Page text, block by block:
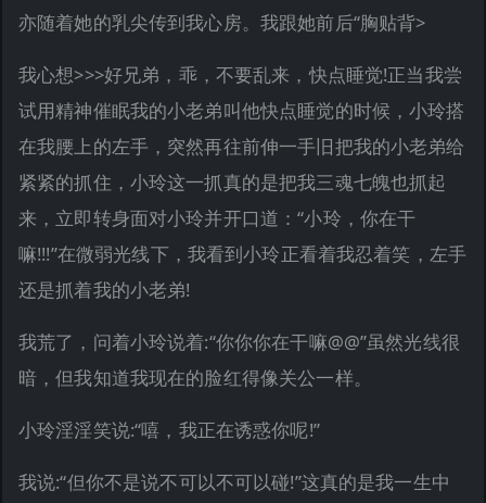
亦随着她的乳尖传到我心房。我跟她前后“胸贴背>
我心想>>>好兄弟，乖，不要乱来，快点睡觉!正当我尝
试用精神催眠我的小老弟叫他快点睡觉的时候，小玲搭
在我腰上的左手，突然再往前伸一手旧把我的小老弟给
紧紧的抓住，小玲这一抓真的是把我三魂七魄也抓起
来，立即转身面对小玲并开口道：“小玲，你在干
嘛!!!”在微弱光线下，我看到小玲正看着我忍着笑，左手
还是抓着我的小老弟!
我荒了，问着小玲说着:“你你你在干嘛@@”虽然光线很
暗，但我知道我现在的脸红得像关公一样。
小玲淫淫笑说:“嘻，我正在诱惑你呢!”
我说:“但你不是说不可以不可以碰!”这真的是我一生中